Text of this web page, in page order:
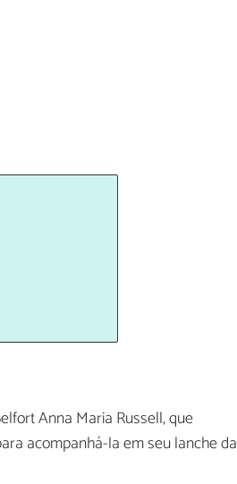
Anna Maria Russell, que
acompanhá-la em seu lanche da